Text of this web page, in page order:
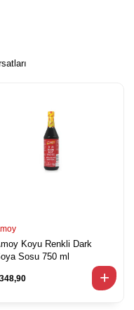
Koyu Renkli Dark
Sosu 750 ml